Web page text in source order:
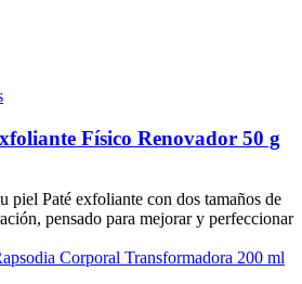
Físico Renovador 50 g
piel Paté exfoliante con dos tamaños de
pensado para mejorar y perfeccionar